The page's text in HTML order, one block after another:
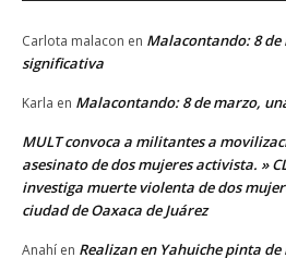
Carlota malacon en Malacontando: 8
significativa
Karla en Malacontando: 8 de marzo,
MULT convoca a militantes a
asesinato de dos mujeres activista. »
investiga muerte violenta de dos
ciudad de Oaxaca de Juárez
Anahí en Realizan en Yahuiche pinta